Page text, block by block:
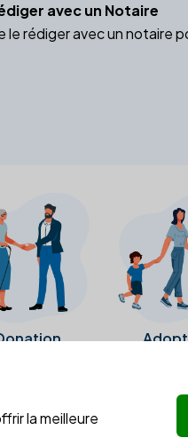
avec un Notaire
rédiger avec un notaire
Ils n'ont ni été
la meilleure